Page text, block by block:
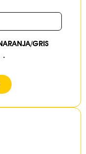
GRIS
.